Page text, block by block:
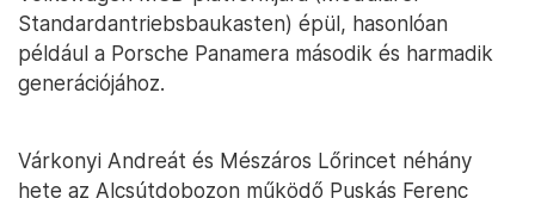
Standardantriebsbaukasten) épül, hasonlóan
például a Porsche Panamera második és harmadik
generációjához.
Várkonyi Andreát és Mészáros Lőrincet néhány
hete az Alcsútdobozon működő Puskás Ferenc